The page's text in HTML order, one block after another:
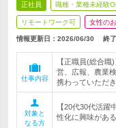
正社員 職種・業種未経験
リモートワーク可 女性の
情報更新日：2026/06/30 終
仕事内容
【正職員(総合
営、広報、農業
携わっていただき
対象と
なる方
【20代30代活
性化に興味があ